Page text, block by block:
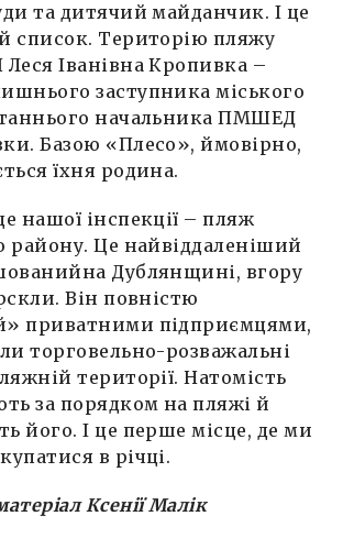
та дитячий майданчик. І це
список. Територію пляжу
Іванівна Кропивка –
заступника міського
начальника ПМШЕД
Базою «Плесо», ймовірно,
їхня родина.
нашої інспекції – пляж
району. Це найвіддаленіший
Дублянщині, вгору
Він повністю
приватними підприємцями,
торговельно-розважальні
території. Натомість
за порядком на пляжі й
його. І це перше місце, де ми
в річці.
Ксенії Малік